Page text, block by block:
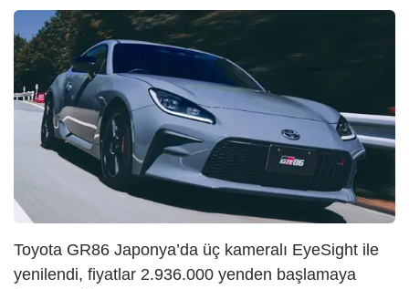
Toyota GR86 Japonya’da üç kameralı EyeSight ile
yenilendi, fiyatlar 2.936.000 yenden başlamaya